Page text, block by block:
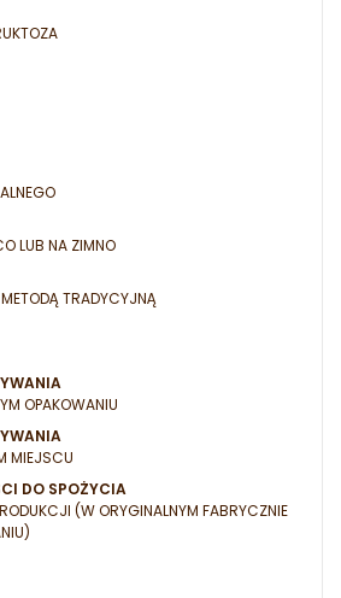
LUB NA ZIMNO
TRADYCYJNĄ
OPAKOWANIU
MIEJSCU
DO SPOŻYCIA
(W ORYGINALNYM FABRYCZNIE